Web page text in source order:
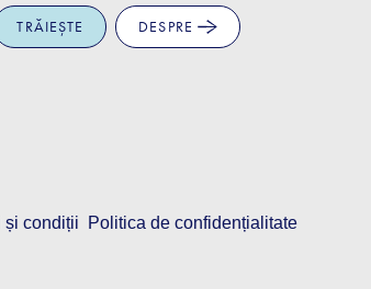
TRĂIEȘTE DESPRE
și condiții Politica de confidențialitate